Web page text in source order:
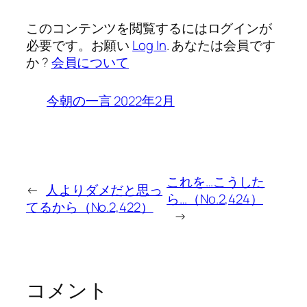
このコンテンツを閲覧するにはログインが
必要です。お願い Log In. あなたは会員です
か ?会員について
今朝の一言 2022年2月
← 人よりダメだと思っ
てるから（No.2,422）
これを…こうした
ら…（No.2,424）
→
コメント